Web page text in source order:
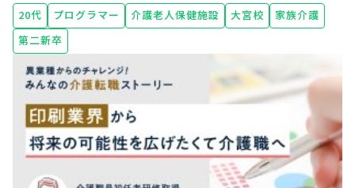
20代 プログラマー 介護老人保健施設 大宮校
家族介護
第二新卒